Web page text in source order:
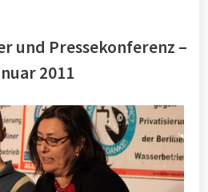
und Pressekonferenz –
2011